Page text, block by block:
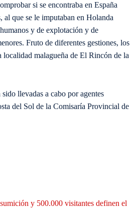
si se encontraba en España
que se le imputaban en Holanda
y de explotación y de
Fruto de diferentes gestiones, los
localidad malagueña de El Rincón de la
llevadas a cabo por agentes
del Sol de la Comisaría Provincial de
y 500.000 visitantes definen el